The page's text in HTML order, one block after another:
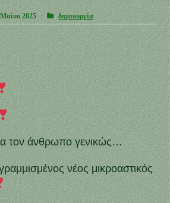
2025 δημιουργία
τον άνθρωπο γενικώς…
νέος μικροαστικός